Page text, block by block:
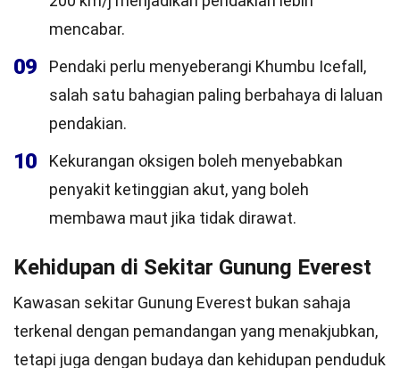
mencabar.
09
Pendaki perlu menyeberangi Khumbu Icefall,
salah satu bahagian paling berbahaya di laluan
pendakian.
10
Kekurangan oksigen boleh menyebabkan
penyakit ketinggian akut, yang boleh
membawa maut jika tidak dirawat.
Kehidupan di Sekitar Gunung Everest
Kawasan sekitar Gunung Everest bukan sahaja
terkenal dengan pemandangan yang menakjubkan,
tetapi juga dengan budaya dan kehidupan penduduk